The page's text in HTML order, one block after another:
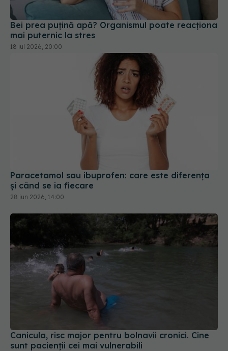
18 iul 2026, 20:00
Paracetamol sau ibuprofen: care este diferența
și când se ia fiecare
Canicula, risc major pentru bolnavii cronici. Cine
sunt pacienții cei mai vulnerabili